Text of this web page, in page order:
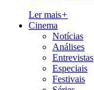
Ler mais+
Cinema
Notícias
Análises
Entrevistas
Especiais
Festivais